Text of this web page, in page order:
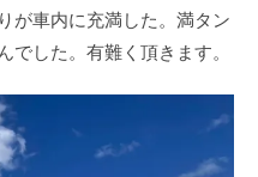
が車内に充満した。満タン
でした。有難く頂きます。